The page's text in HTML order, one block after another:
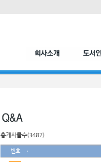
총게시물수(3487)
번호